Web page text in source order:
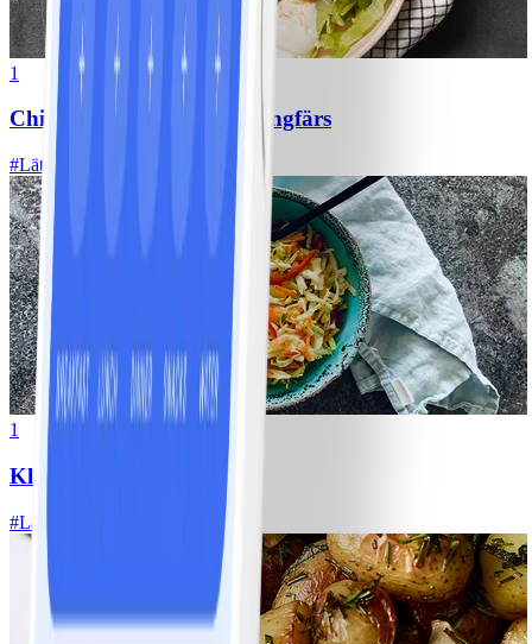
1
Chili con carne med kycklingfärs
#Lätt
1
Klassisk vitkålssallad
#Lätt